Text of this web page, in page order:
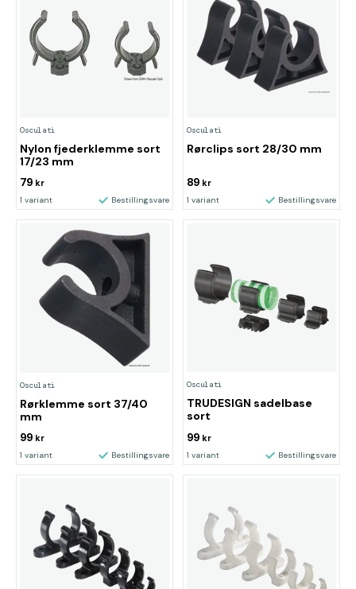
Osculati
Nylon fjederklemme sort
17/23 mm
79 kr
1 variant Bestillingsvare
Osculati
Rørclips sort 28/30 mm
89 kr
1 variant Bestillingsvare
Osculati
Rørklemme sort 37/40
mm
99 kr
1 variant Bestillingsvare
Osculati
TRUDESIGN sadelbase
sort
99 kr
1 variant Bestillingsvare